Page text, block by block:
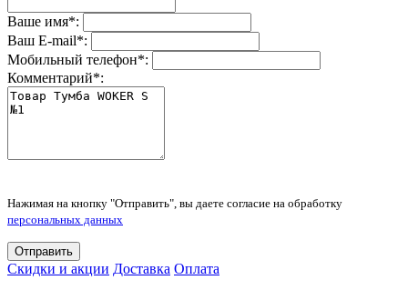
Ваше имя*:
Ваш E-mail*:
Мобильный телефон*:
Комментарий*:
Нажимая на кнопку "Отправить", вы даете согласие на обработку
персональных данных
Отправить
Скидки и акции Доставка Оплата